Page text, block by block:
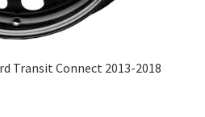
Transit Connect 2013-2018